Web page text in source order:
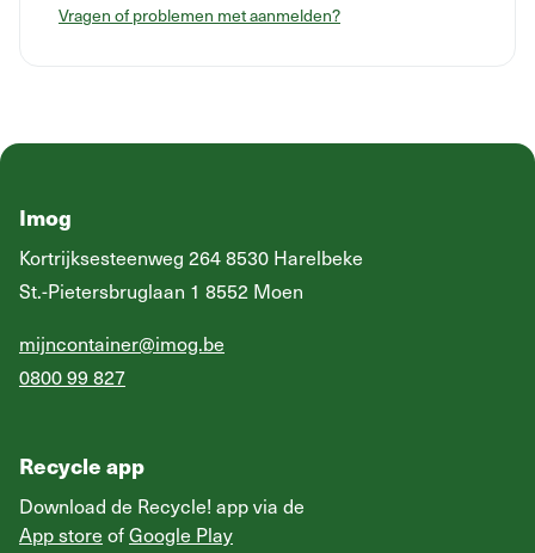
Vragen of problemen met aanmelden?
Imog
Kortrijksesteenweg 264 8530 Harelbeke
St.-Pietersbruglaan 1 8552 Moen
mijncontainer@imog.be
0800 99 827
Recycle app
Download de Recycle! app via de
App store ofGoogle Play